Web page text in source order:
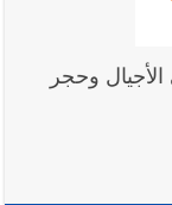
وحجر